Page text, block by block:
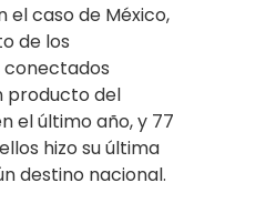
el caso de México,
de los
conectados
producto del
el último año, y 77
hizo su última
destino nacional.